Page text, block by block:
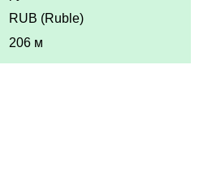
RUB (Ruble)
206 м